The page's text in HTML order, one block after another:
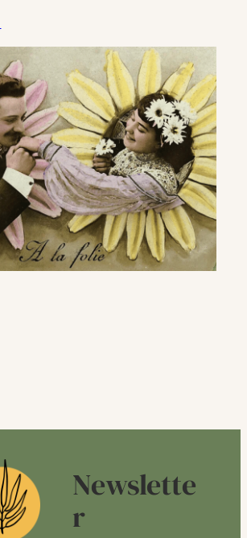
Newslette
r